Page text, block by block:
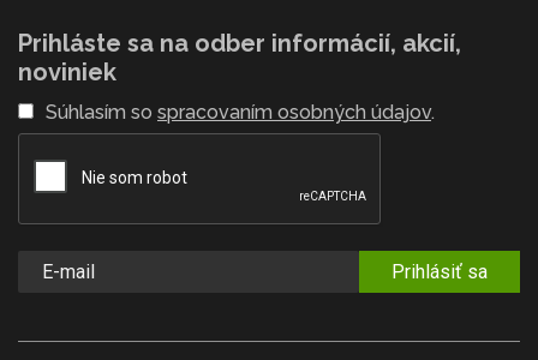
Prihláste sa na odber informácií, akcií,
noviniek
Súhlasím so spracovaním osobných údajov.
Prihlásiť sa